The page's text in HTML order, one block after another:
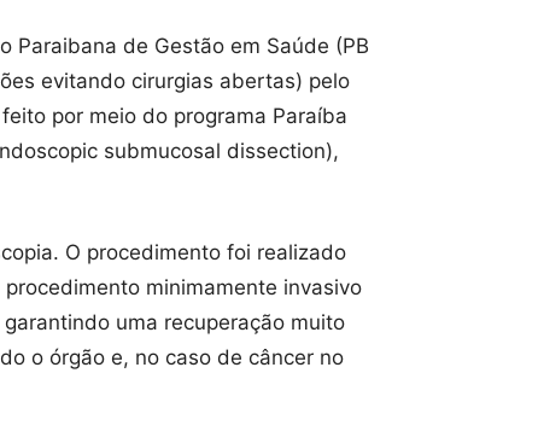
Paraibana de Gestão em Saúde (PB
evitando cirurgias abertas) pelo
por meio do programa Paraíba
submucosal dissection),
O procedimento foi realizado
minimamente invasivo
uma recuperação muito
o órgão e, no caso de câncer no